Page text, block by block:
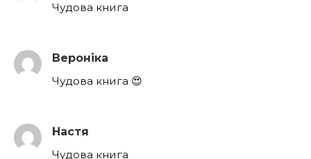
Чудова книга
Вероніка
Чудова книга 😍
Настя
Чудова книга